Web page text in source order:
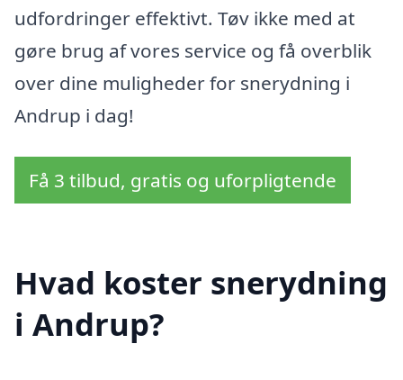
udfordringer effektivt. Tøv ikke med at
gøre brug af vores service og få overblik
over dine muligheder for snerydning i
Andrup i dag!
Få 3 tilbud, gratis og uforpligtende
Hvad koster snerydning
i Andrup?